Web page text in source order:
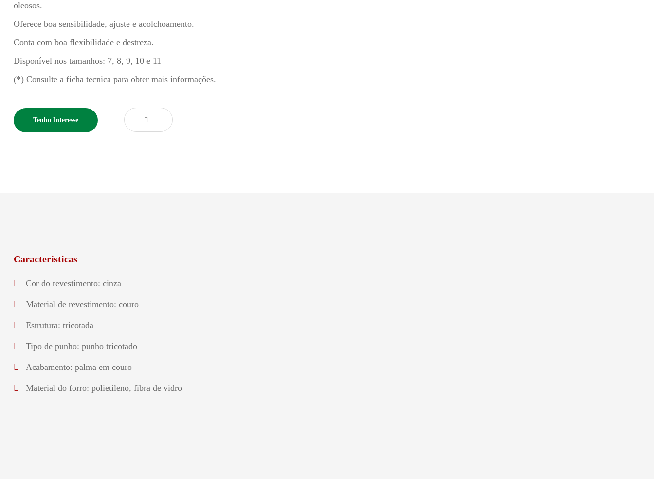
oleosos.
Oferece boa sensibilidade, ajuste e acolchoamento.
Conta com boa flexibilidade e destreza.
Disponível nos tamanhos: 7, 8, 9, 10 e 11
(*) Consulte a ficha técnica para obter mais informações.
Tenho Interesse
Características
Cor do revestimento: cinza
Material de revestimento: couro
Estrutura: tricotada
Tipo de punho: punho tricotado
Acabamento: palma em couro
Material do forro: polietileno, fibra de vidro